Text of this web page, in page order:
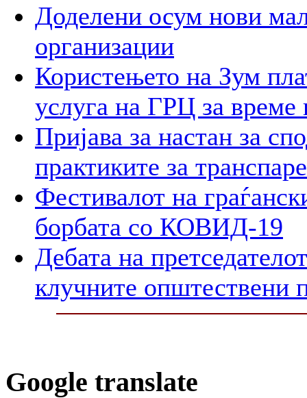
Доделени осум нови
организации
Користењето на Зум
услуга на ГРЦ за време
Пријава за настан за
практиките за
Фестивалот на
борбата со КОВИД-19
Дебата на
клучните општествени
Google translate